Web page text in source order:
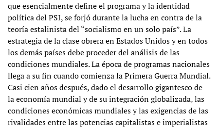
que esencialmente define el programa y la identidad
política del PSI, se forjó durante la lucha en contra de la
teoría estalinista del “socialismo en un solo país”. La
estrategia de la clase obrera en Estados Unidos y en todos
los demás países debe proceder del análisis de las
condiciones mundiales. La época de programas nacionales
llega a su fin cuando comienza la Primera Guerra Mundial.
Casi cien años después, dado el desarrollo gigantesco de
la economía mundial y de su integración globalizada, las
condiciones económicas mundiales y las exigencias de las
rivalidades entre las potencias capitalistas e imperialistas